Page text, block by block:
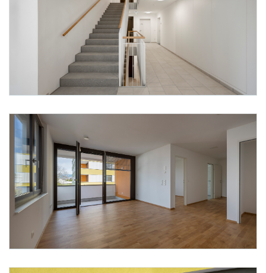
Foto 2: Alpenländische/ Florian Scherl